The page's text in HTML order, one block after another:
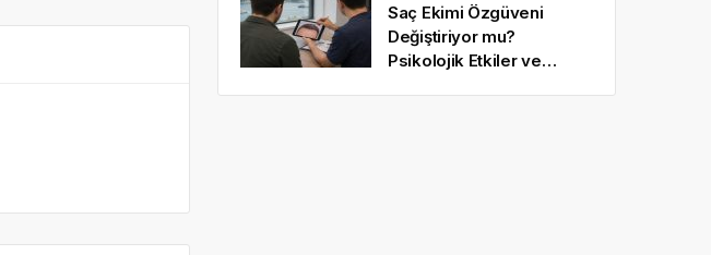
Saç Ekimi Özgüveni
Değiştiriyor mu?
Psikolojik Etkiler ve